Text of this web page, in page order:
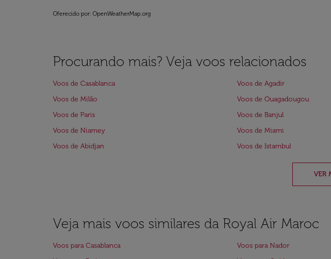
Oferecido por: OpenWeatherMap.org
Procurando mais? Veja voos relacionados
Voos de Casablanca Voos de Agadir
Voos de Milão
Voos de Ouagadougou
Voos de Paris
Voos de Banjul
Voos de Niamey
Voos de Miami
Voos de Abidjan
Voos de Istambul
VER
Veja mais voos similares da Royal Air Maroc
Voos para Casablanca Voos para Nador